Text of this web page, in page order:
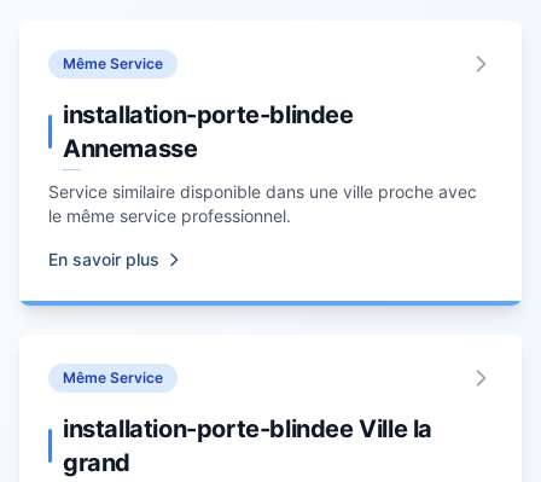
Même Service
installation-porte-blindee
Annemasse
Service similaire disponible dans une ville proche avec
le même service professionnel.
En savoir plus
Même Service
installation-porte-blindee Ville la
grand